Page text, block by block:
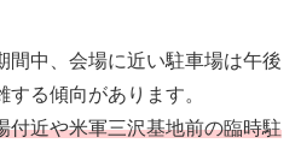
間中、会場に近い駐車場は午後
る傾向があります。
付近や米軍三沢基地前の臨時駐